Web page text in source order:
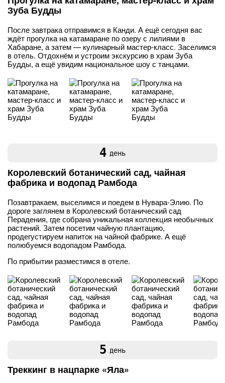
Зуба Будды
После завтрака отправимся в Канди. А ещё сегодня вас
ждёт прогулка на катамаране по озеру с лилиями в
Хабаране, а затем — кулинарный мастер-класс. Заселимся
в отель. Отдохнём и устроим экскурсию в храм Зуба
Будды, а ещё увидим национальное шоу с танцами.
4 день
Королевский ботанический сад, чайная
фабрика и водопад Рамбода
Позавтракаем, выселимся и поедем в Нувара-Элию. По
дороге заглянем в Королевский ботанический сад
Перадения, где собрана уникальная коллекция необычных
растений. Затем посетим чайную плантацию,
продегустируем напиток на чайной фабрике. А ещё
полюбуемся водопадом Рамбода.
По прибытии разместимся в отеле.
5 день
Треккинг в нацпарке «Яла»